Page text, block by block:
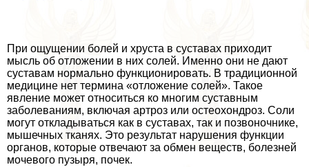
При ощущении болей и хруста в суставах приходит
мысль об отложении в них солей. Именно они не дают
суставам нормально функционировать. В традиционной
медицине нет термина «отложение солей». Такое
явление может относиться ко многим суставным
заболеваниям, включая артроз или остеохондроз. Соли
могут откладываться как в суставах, так и позвоночнике,
мышечных тканях. Это результат нарушения функции
органов, которые отвечают за обмен веществ, болезней
мочевого пузыря, почек.